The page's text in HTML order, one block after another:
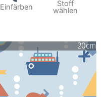
Einfärben Stoff
wählen
20cm